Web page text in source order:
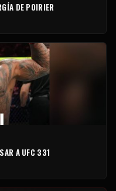
DE POIRIER
A UFC 331